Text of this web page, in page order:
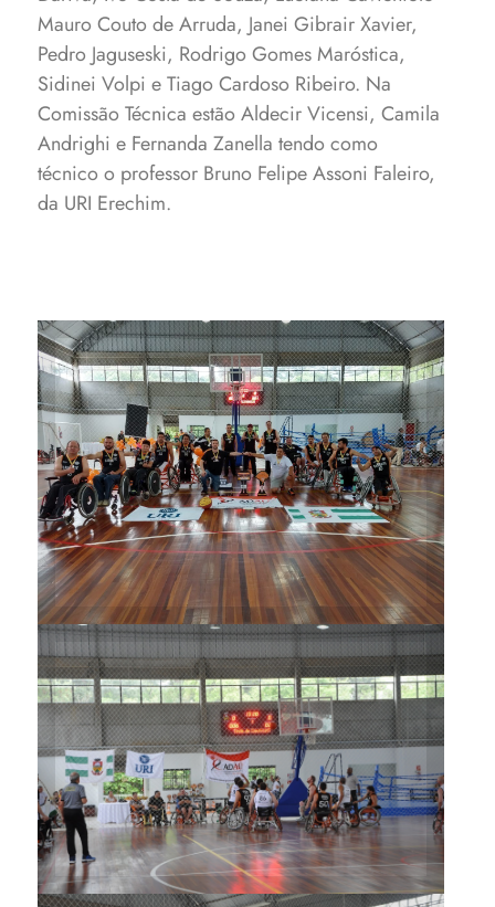
Mauro Couto de Arruda, Janei Gibrair Xavier,
Pedro Jaguseski, Rodrigo Gomes Maróstica,
Sidinei Volpi e Tiago Cardoso Ribeiro. Na
Comissão Técnica estão Aldecir Vicensi, Camila
Andrighi e Fernanda Zanella tendo como
técnico o professor Bruno Felipe Assoni Faleiro,
da URI Erechim.
ADAU/URI conquistou o título
estadual de basquete em
cadeira de rodas
Jogos foram disputados no
Ginásio Municipal Bela Vista